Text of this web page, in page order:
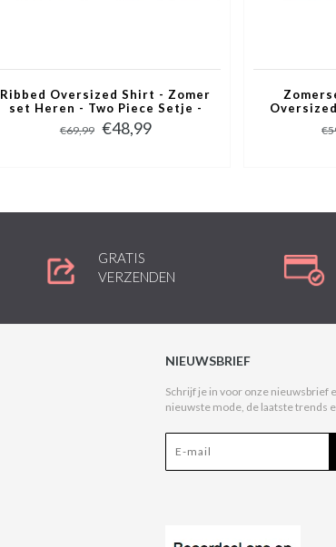
Ribbed Oversized Shirt - Zomer
set Heren - Two Piece Setje -
Co ord Set - 009 - Grijs
€69,99 €48,99
Twinset
GRATIS
VERZENDEN
NIEUWSBRIEF
Schrijf je in voor onze nieuwsbrief
nieuwste mode, de laatste trends